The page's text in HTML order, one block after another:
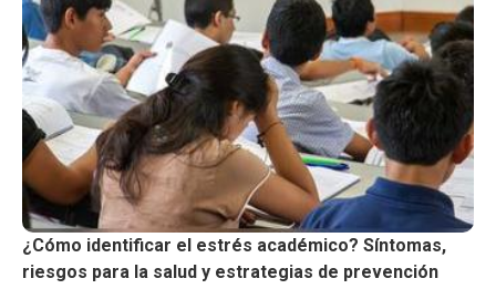
¿Cómo identificar el estrés académico? Síntomas,
riesgos para la salud y estrategias de prevención